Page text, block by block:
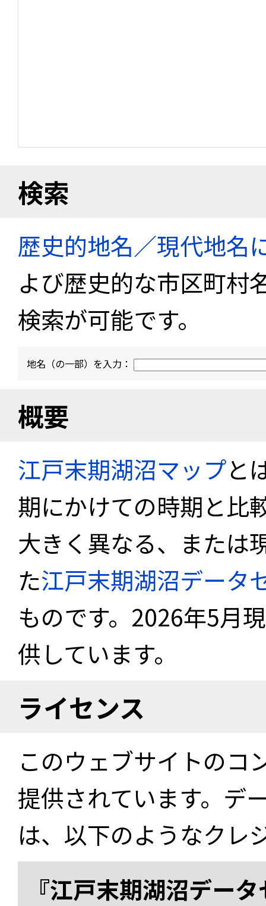
検索
歴史的地名／現代地名
よび歴史的な市区町村
検索が可能です。
地名（の一部）を入力：
概要
江戸末期湖沼マップと
期にかけての時期と比
大きく異なる、または
た江戸末期湖沼データ
ものです。2026年5月
供しています。
ライセンス
このウェブサイトのコ
提供されています。デ
は、以下のようなクレ
『江戸末期湖沼デー